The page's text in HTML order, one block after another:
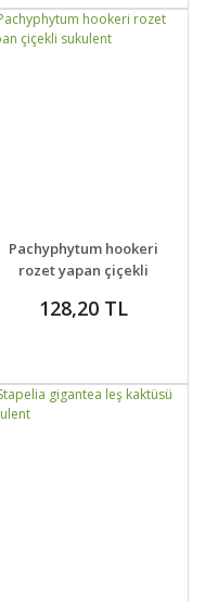
DETAYLAR
VER
Pachyphytum hookeri
rozet yapan çiçekli
128,20 TL